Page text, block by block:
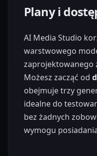
Plany i
AI Media Studio
warstwowego
zaprojektowanego
Możesz zacząć od
obejmuje trzy
idealne do
bez żadnych
wymogu